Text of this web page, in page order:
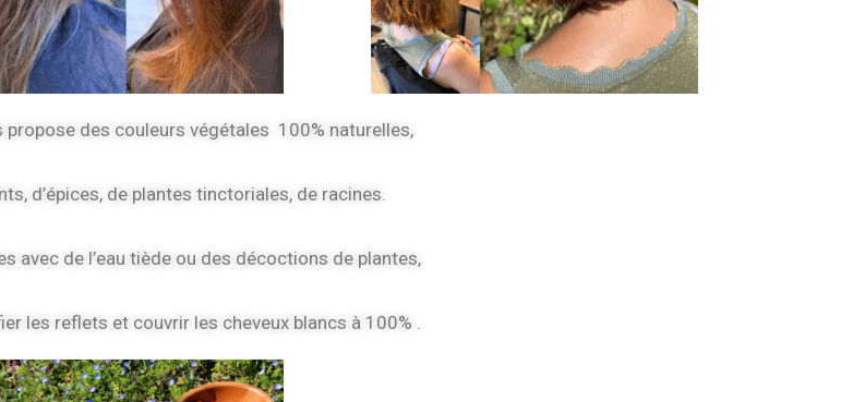
propose des couleurs végétales 100% naturelles,
d’épices, de plantes tinctoriales, de racines.
avec de l’eau tiède ou des décoctions de plantes,
les reflets et couvrir les cheveux blancs à 100% .